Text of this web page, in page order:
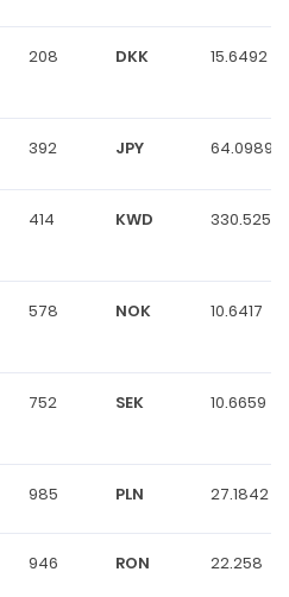
208 DKK 15.6492
392 JPY 64.0989
414 KWD 330.5257
578 NOK 10.6417
752 SEK 10.6659
985 PLN 27.1842
946 RON 22.258